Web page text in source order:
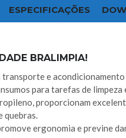
ESPECIFICAÇÕES
BRALIMPIA!
e acondicionamento
para tarefas de limpeza
proporcionam
quebras.
ergonomia e previne